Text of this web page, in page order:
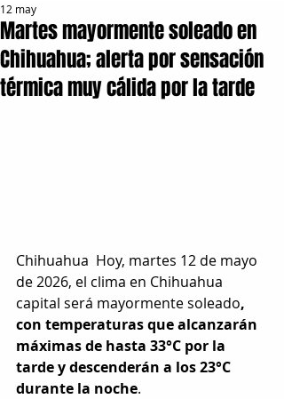
Martes mayormente soleado en
Chihuahua; alerta por sensación
térmica muy cálida por la tarde
12 may
Chihuahua  Hoy, martes 12 de mayo
de 2026, el clima en Chihuahua
capital será mayormente soleado,
con temperaturas que alcanzarán
máximas de hasta 33°C por la
tarde y descenderán a los 23°C
durante la noche.